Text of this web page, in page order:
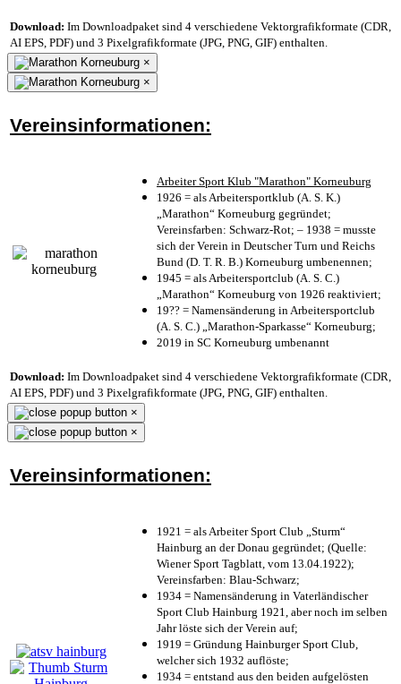
Download: Im Downloadpaket sind 4 verschiedene Vektorgrafikformate (CDR,
AI EPS, PDF) und 3 Pixelgrafikformate (JPG, PNG, GIF) enthalten.
×
×
Vereinsinformationen:
Arbeiter Sport Klub "Marathon" Korneuburg
1926 = als Arbeitersportklub (A. S. K.)
„Marathon“ Korneuburg gegründet;
Vereinsfarben: Schwarz-Rot; – 1938 = musste
sich der Verein in Deutscher Turn und Reichs
Bund (D. T. R. B.) Korneuburg umbenennen;
1945 = als Arbeitersportclub (A. S. C.)
„Marathon“ Korneuburg von 1926 reaktiviert;
19?? = Namensänderung in Arbeitersportclub
(A. S. C.) „Marathon-Sparkasse“ Korneuburg;
2019 in SC Korneuburg umbenannt
Download: Im Downloadpaket sind 4 verschiedene Vektorgrafikformate (CDR,
AI EPS, PDF) und 3 Pixelgrafikformate (JPG, PNG, GIF) enthalten.
×
×
Vereinsinformationen:
1921 = als Arbeiter Sport Club „Sturm“
Hainburg an der Donau gegründet; (Quelle:
Wiener Sport Tagblatt, vom 13.04.1922);
Vereinsfarben: Blau-Schwarz;
1934 = Namensänderung in Vaterländischer
Sport Club Hainburg 1921, aber noch im selben
Jahr löste sich der Verein auf;
1919 = Gründung Hainburger Sport Club,
welcher sich 1932 auflöste;
1934 = entstand aus den beiden aufgelösten